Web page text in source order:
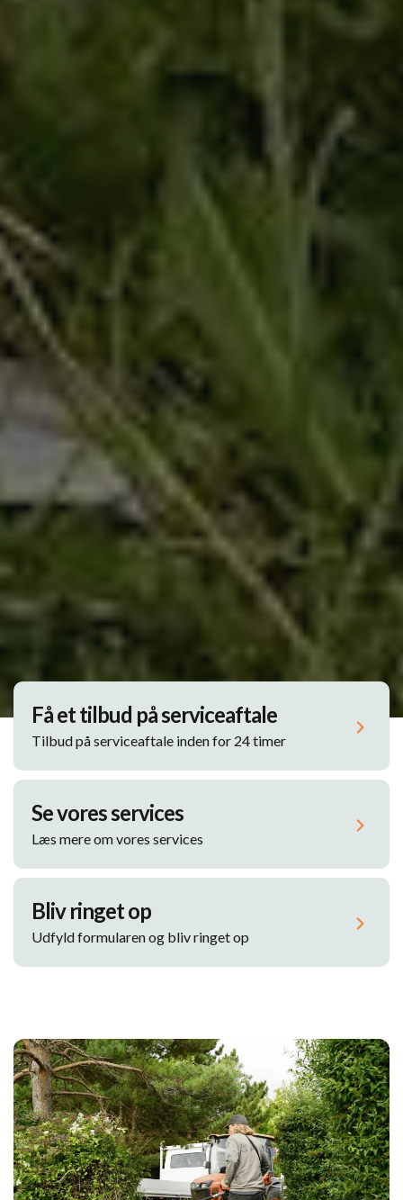
Få et tilbud på serviceaftale
Tilbud på serviceaftale inden for 24 timer
Se vores services
Læs mere om vores services
Bliv ringet op
Udfyld formularen og bliv ringet op